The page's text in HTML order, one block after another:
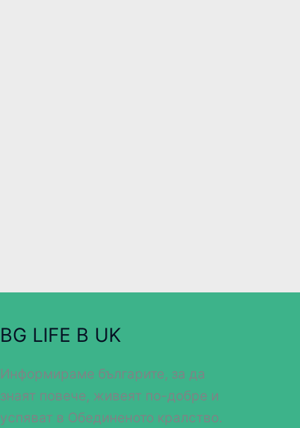
BG LIFE В UK
Информираме българите, за да
знаят повече, живеят по-добре и
успяват в Обединеното кралство.